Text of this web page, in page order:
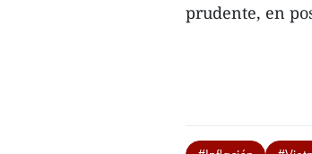
prudente, en